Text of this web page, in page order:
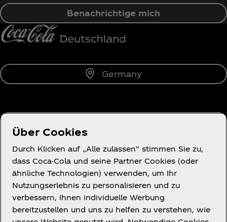
Benachrichtige mich
Germany
Über uns
Du brauchst Hilfe?
Über Cookies
Durch Klicken auf „Alle zulassen“ stimmen Sie zu,
dass Coca-Cola und seine Partner Cookies (oder
ähnliche Technologien) verwenden, um Ihr
Nutzungserlebnis zu personalisieren und zu
verbessern, Ihnen individuelle Werbung
bereitzustellen und uns zu helfen zu verstehen, wie